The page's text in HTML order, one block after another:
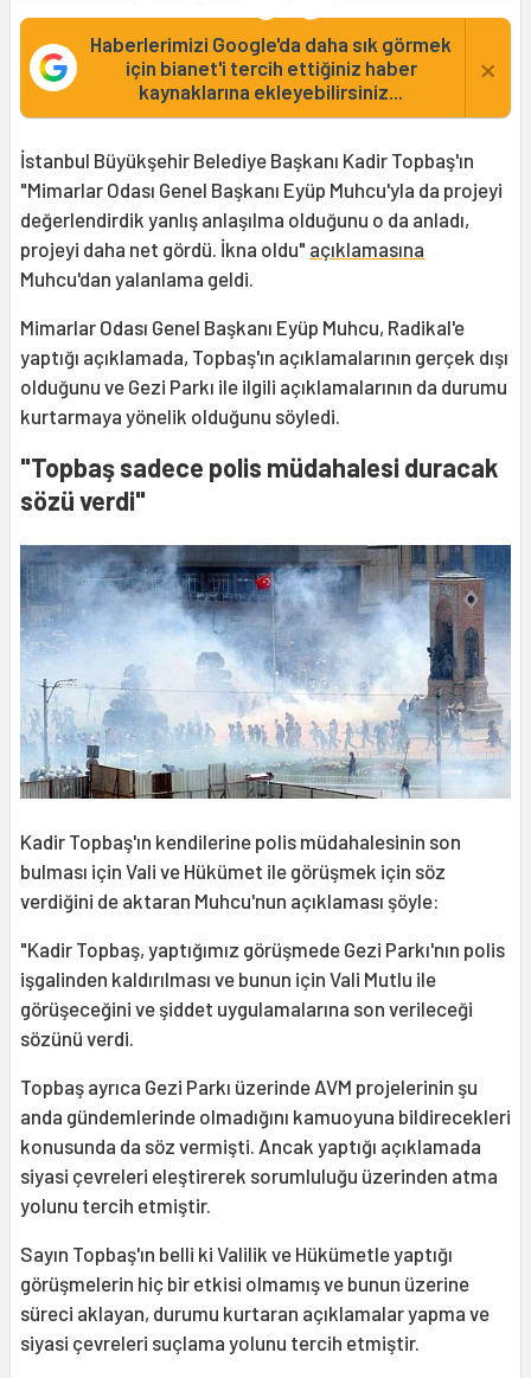
Haberlerimizi Google'da daha sık görmek
için bianet'i tercih ettiğiniz haber
kaynaklarına ekleyebilirsiniz...
×
İstanbul Büyükşehir Belediye Başkanı Kadir Topbaş'ın
"Mimarlar Odası Genel Başkanı Eyüp Muhcu'yla da projeyi
değerlendirdik yanlış anlaşılma olduğunu o da anladı,
projeyi daha net gördü. İkna oldu" açıklamasına
Muhcu'dan yalanlama geldi.
Mimarlar Odası Genel Başkanı Eyüp Muhcu, Radikal'e
yaptığı açıklamada, Topbaş'ın açıklamalarının gerçek dışı
olduğunu ve Gezi Parkı ile ilgili açıklamalarının da durumu
kurtarmaya yönelik olduğunu söyledi.
"Topbaş sadece polis müdahalesi duracak
sözü verdi"
Kadir Topbaş'ın kendilerine polis müdahalesinin son
bulması için Vali ve Hükümet ile görüşmek için söz
verdiğini de aktaran Muhcu'nun açıklaması şöyle:
"Kadir Topbaş, yaptığımız görüşmede Gezi Parkı'nın polis
işgalinden kaldırılması ve bunun için Vali Mutlu ile
görüşeceğini ve şiddet uygulamalarına son verileceği
sözünü verdi.
Topbaş ayrıca Gezi Parkı üzerinde AVM projelerinin şu
anda gündemlerinde olmadığını kamuoyuna bildirecekleri
konusunda da söz vermişti. Ancak yaptığı açıklamada
siyasi çevreleri eleştirerek sorumluluğu üzerinden atma
yolunu tercih etmiştir.
Sayın Topbaş'ın belli ki Valilik ve Hükümetle yaptığı
görüşmelerin hiç bir etkisi olmamış ve bunun üzerine
süreci aklayan, durumu kurtaran açıklamalar yapma ve
siyasi çevreleri suçlama yolunu tercih etmiştir.